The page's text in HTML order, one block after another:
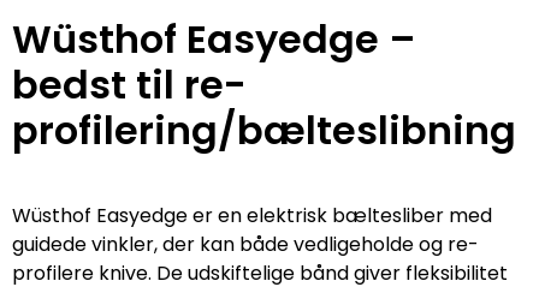
Wüsthof Easyedge –
bedst til re-
profilering/bælteslibning
Wüsthof Easyedge er en elektrisk bæltesliber med
guidede vinkler, der kan både vedligeholde og re-
profilere knive. De udskiftelige bånd giver fleksibilitet